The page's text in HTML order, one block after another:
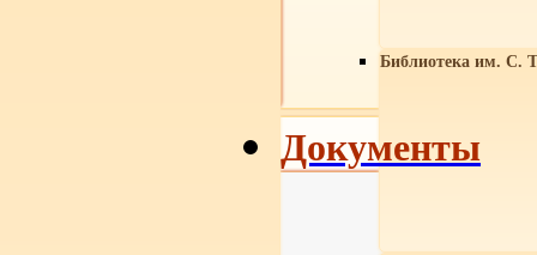
Библиотека им. С.
Документы